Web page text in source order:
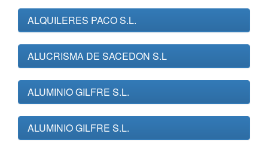
ALQUILERES PACO S.L.
ALUCRISMA DE SACEDON S.L
ALUMINIO GILFRE S.L.
ALUMINIO GILFRE S.L.